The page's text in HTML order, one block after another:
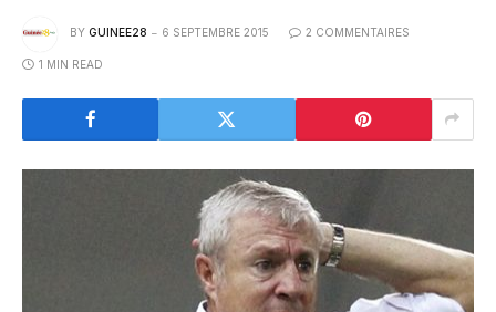
BY GUINEE28 6 SEPTEMBRE 2015 2 COMMENTAIRES
1 MIN READ